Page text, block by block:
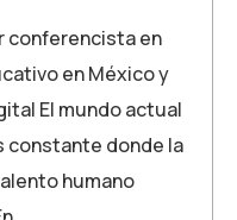
conferencista en
en México y
El mundo actual
constante donde la
humano